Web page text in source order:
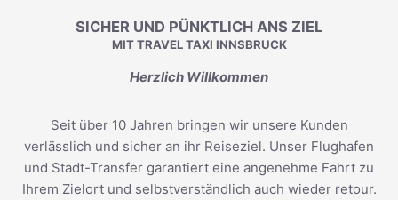
SICHER UND PÜNKTLICH ANS ZIEL
MIT TRAVEL TAXI INNSBRUCK
Herzlich Willkommen
Seit über 10 Jahren bringen wir unsere Kunden
verlässlich und sicher an ihr Reiseziel. Unser Flughafen
und Stadt-Transfer garantiert eine angenehme Fahrt zu
Ihrem Zielort und selbstverständlich auch wieder retour.